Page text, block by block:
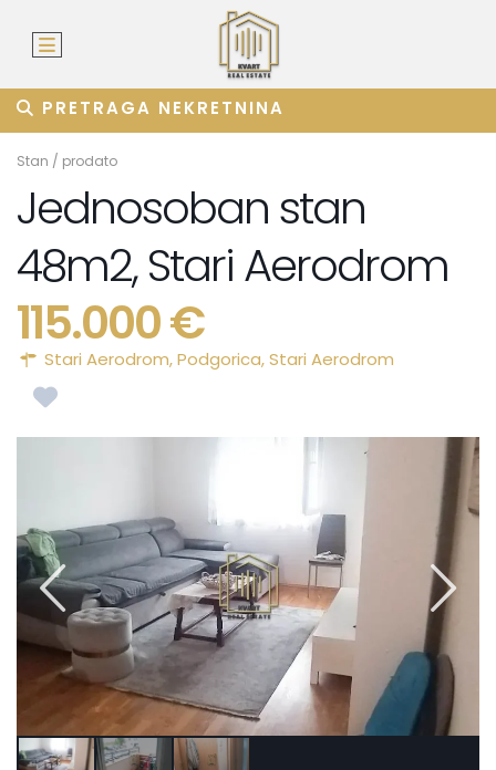
PRETRAGA NEKRETNINA
Stan / prodato
Jednosoban stan
48m2, Stari Aerodrom
115.000 €
Stari Aerodrom,Podgorica,Stari Aerodrom